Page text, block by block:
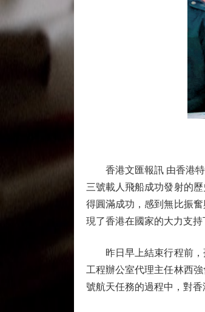
香港文匯報訊 由香港特
三號載人飛船成功發射的
得圓滿成功，感到無比振
現了香港在國家的大力支
昨日早上結束行程前，孫
工程辦公室代理主任林西
號航天任務的過程中，對香